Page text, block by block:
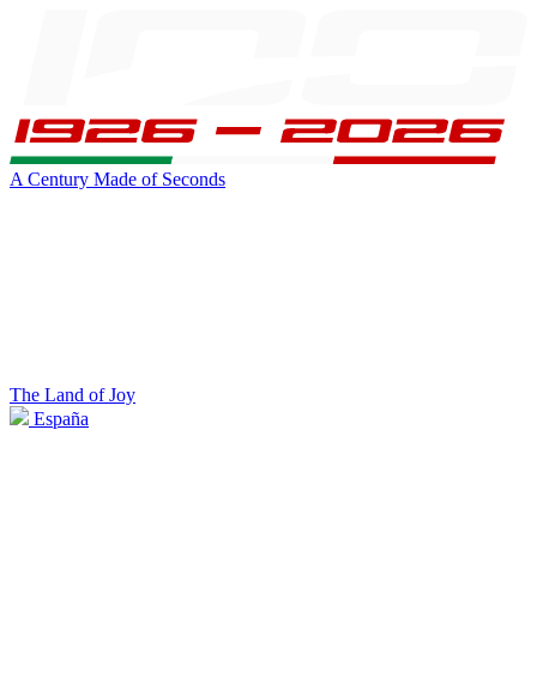
A Century Made of Seconds
The Land of Joy
España